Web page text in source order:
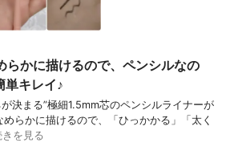
らかに描けるので、ペンシルなの
単キレイ♪
決まる”極細1.5mm芯のペンシルライナーが
らかに描けるので、「ひっかかる」「太く
きを見る